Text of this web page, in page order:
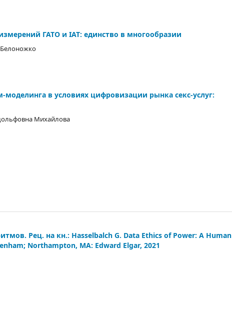
ГАТО и IAT: единство в многообразии
в условиях цифровизации рынка секс-услуг:
Михайлова
Рец. на кн.: Hasselbalch G. Data Ethics of Power: A Human
Northampton, MA: Edward Elgar, 2021